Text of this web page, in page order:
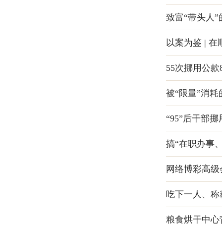
致富“带头人”
以案为鉴 | 在
55次挪用公
被“限量”消
“95”后干部
搞“在职办事
网络博彩高
吃下一人、
粮食烘干中